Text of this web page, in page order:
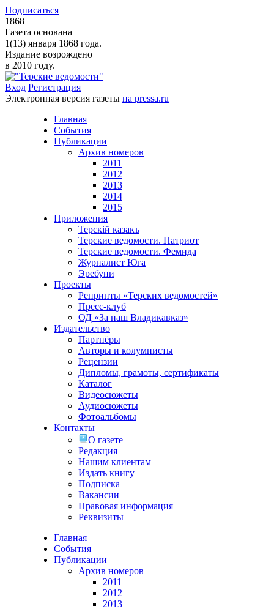
Подписаться
1868
Газета основана
1(13) января 1868 года.
Издание возрождено
в 2010 году.
Вход Регистрация
Электронная версия газеты на pressa.ru
Главная
События
Публикации
Архив номеров
2011
2012
2013
2014
2015
Приложения
Терскiй казакъ
Терские ведомости. Патриот
Терские ведомости. Фемида
Журналист Юга
Эребуни
Проекты
Репринты «Терских ведомостей»
Пресс-клуб
ОД «За наш Владикавказ»
Издательство
Партнёры
Авторы и колумнисты
Рецензии
Дипломы, грамоты, сертификаты
Каталог
Видеосюжеты
Аудиосюжеты
Фотоальбомы
Контакты
О газете
Редакция
Нашим клиентам
Издать книгу
Подписка
Вакансии
Правовая информация
Реквизиты
Главная
События
Публикации
Архив номеров
2011
2012
2013